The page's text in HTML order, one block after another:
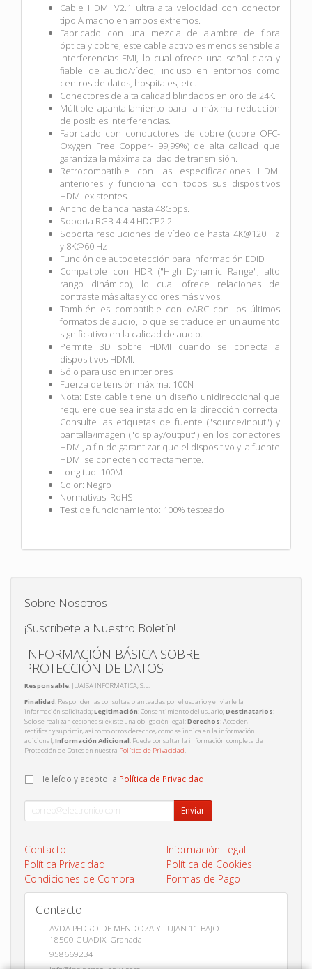
Cable HDMI V2.1 ultra alta velocidad con conector
tipo A macho en ambos extremos.
Fabricado con una mezcla de alambre de fibra
óptica y cobre, este cable activo es menos sensible a
interferencias EMI, lo cual ofrece una señal clara y
fiable de audio/vídeo, incluso en entornos como
centros de datos, hospitales, etc.
Conectores de alta calidad blindados en oro de 24K.
Múltiple apantallamiento para la máxima reducción
de posibles interferencias.
Fabricado con conductores de cobre (cobre OFC-
Oxygen Free Copper- 99,99%) de alta calidad que
garantiza la máxima calidad de transmisión.
Retrocompatible con las especificaciones HDMI
anteriores y funciona con todos sus dispositivos
HDMI existentes.
Ancho de banda hasta 48Gbps.
Soporta RGB 4:4:4 HDCP2.2
Soporta resoluciones de vídeo de hasta 4K@120 Hz
y 8K@60 Hz
Función de autodetección para información EDID
Compatible con HDR ("High Dynamic Range", alto
rango dinámico), lo cual ofrece relaciones de
contraste más altas y colores más vivos.
También es compatible con eARC con los últimos
formatos de audio, lo que se traduce en un aumento
significativo en la calidad de audio.
Permite 3D sobre HDMI cuando se conecta a
dispositivos HDMI.
Sólo para uso en interiores
Fuerza de tensión máxima: 100N
Nota: Este cable tiene un diseño unidireccional que
requiere que sea instalado en la dirección correcta.
Consulte las etiquetas de fuente ("source/input") y
pantalla/imagen ("display/output") en los conectores
HDMI, a fin de garantizar que el dispositivo y la fuente
HDMI se conecten correctamente.
Longitud: 100M
Color: Negro
Normativas: RoHS
Test de funcionamiento: 100% testeado
Sobre Nosotros
¡Suscríbete a Nuestro Boletín!
INFORMACIÓN BÁSICA SOBRE
PROTECCIÓN DE DATOS
Responsable: JUAISA INFORMATICA, S.L.
Finalidad: Responder las consultas planteadas por el usuario y enviarle la
información solicitada;Legitimación: Consentimiento del usuario;Destinatarios:
Solo se realizan cesiones si existe una obligación legal;Derechos: Acceder,
rectificar y suprimir, así como otros derechos, como se indica en la información
adicional;Información Adicional: Puede consultar la información completa de
Protección de Datos en nuestra Política de Privacidad.
He leído y acepto la Política de Privacidad.
Enviar
Contacto
Información Legal
Política Privacidad
Política de Cookies
Condiciones de Compra
Formas de Pago
Contacto
AVDA PEDRO DE MENDOZA Y LUJAN 11 BAJO
18500 GUADIX, Granada
958669234